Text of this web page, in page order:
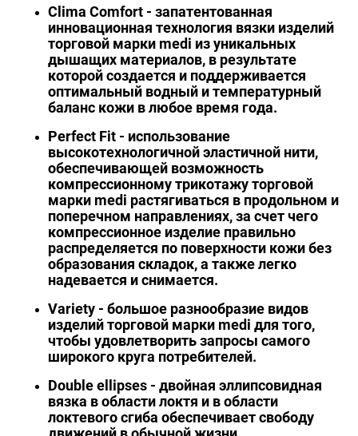
Clima Comfort - запатентованная
инновационная технология вязки изделий
торговой марки medi из уникальных
дышащих материалов, в результате
которой создается и поддерживается
оптимальный водный и температурный
баланс кожи в любое время года.
Perfect Fit - использование
высокотехнологичной эластичной нити,
обеспечивающей возможность
компрессионному трикотажу торговой
марки medi растягиваться в продольном и
поперечном направлениях, за счет чего
компрессионное изделие правильно
распределяется по поверхности кожи без
образования складок, а также легко
надевается и снимается.
Variety - большое разнообразие видов
изделий торговой марки medi для того,
чтобы удовлетворить запросы самого
широкого круга потребителей.
Double ellipses - двойная эллипсовидная
вязка в области локтя и в области
локтевого сгиба обеспечивает свободу